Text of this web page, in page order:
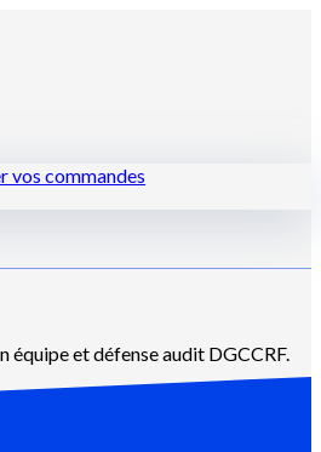
vos commandes
et défense audit DGCCRF.